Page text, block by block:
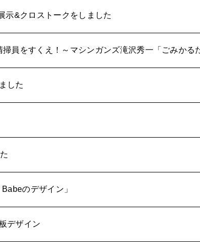
示&クロストークをしました
員をすくえ！～マシンガンズ滝沢秀一「ごみかる
した
のデザイン」
デザイン